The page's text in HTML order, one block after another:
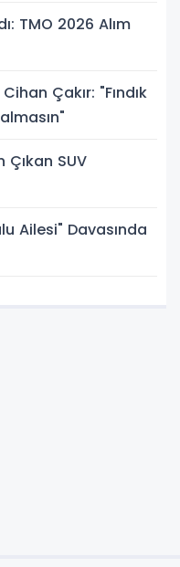
TMO 2026 Alım
Çakır: "Fındık
SUV
Ailesi" Davasında